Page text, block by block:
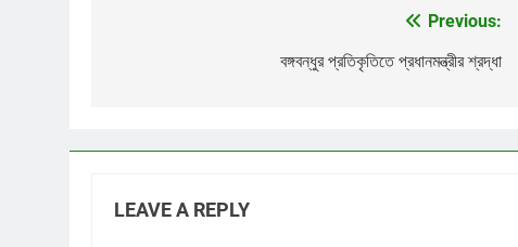
Previous:
বঙ্গবন্ধুর প্রতিকৃতিতে প্রধানমন্ত্রীর শ্রদ্ধা
LEAVE A REPLY